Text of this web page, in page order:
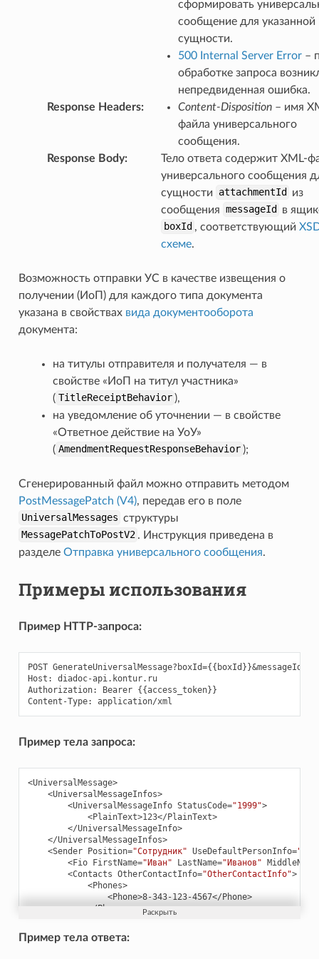
сформировать
сообщение для указанной
сущности.
500 Internal Server Error–
обработке запроса
непредвиденная ошибка.
Response Headers: Content-Disposition– имя
файла универсального
сообщения.
Response Body:
Тело ответа содержит XML-
универсального сообщения
сущности
attachmentId
из
сообщения messageId
в
boxId , соответствующий
схеме.
Возможность отправки УС в качестве извещения о
получении (ИоП) для каждого типа документа
указана в свойствах вида документооборота
документа:
на титулы отправителя и получателя — в
свойстве «ИоП на титул участника»
( TitleReceiptBehavior ),
на уведомление об уточнении — в свойстве
«Ответное действие на УоУ»
( AmendmentRequestResponseBehavior );
Сгенерированный файл можно отправить методом
PostMessagePatch (V4), передав его в поле
UniversalMessages структуры
MessagePatchToPostV2 . Инструкция приведена в
разделе Отправка универсального сообщения.
Примеры использования
Пример HTTP-запроса:
POST
Host: diadoc-api.kontur.ru
Authorization: Bearer {{access_token}}
Пример тела запроса:
<UniversalMessage>
<UniversalMessageInfos>
<UniversalMessageInfo StatusCode="1999">
<PlainText>123</PlainText>
</UniversalMessageInfo>
</UniversalMessageInfos>
<Sender Position="Сотрудник" UseDefaultPersonInfo=
<Fio FirstName="Иван" LastName="Иванов"
<Contacts OtherContactInfo="OtherContactInfo">
<Phones>
<Phone>8-343-123-4567</Phone>
</Phones>
</Emails>
Пример тела ответа: